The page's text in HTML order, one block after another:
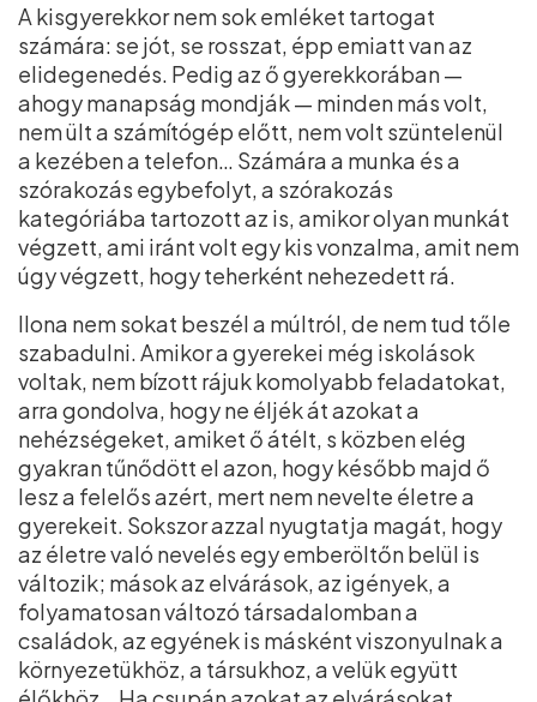
A kisgyerekkor nem sok emléket tartogat
számára: se jót, se rosszat, épp emiatt van az
elidegenedés. Pedig az ő gyerekkorában —
ahogy manapság mondják — minden más volt,
nem ült a számítógép előtt, nem volt szüntelenül
a kezében a telefon… Számára a munka és a
szórakozás egybefolyt, a szórakozás
kategóriába tartozott az is, amikor olyan munkát
végzett, ami iránt volt egy kis vonzalma, amit nem
úgy végzett, hogy teherként nehezedett rá.
Ilona nem sokat beszél a múltról, de nem tud tőle
szabadulni. Amikor a gyerekei még iskolások
voltak, nem bízott rájuk komolyabb feladatokat,
arra gondolva, hogy ne éljék át azokat a
nehézségeket, amiket ő átélt, s közben elég
gyakran tűnődött el azon, hogy később majd ő
lesz a felelős azért, mert nem nevelte életre a
gyerekeit. Sokszor azzal nyugtatja magát, hogy
az életre való nevelés egy emberöltőn belül is
változik; mások az elvárások, az igények, a
folyamatosan változó társadalomban a
családok, az egyének is másként viszonyulnak a
környezetükhöz, a társukhoz, a velük együtt